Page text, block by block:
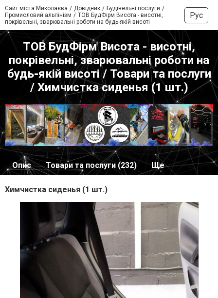
Сайт міста Миколаєва Довідник
Будівельні послуги
Промисловий альпінізм
ТОВ БудФірм Висота - висотні,
покрівельні, зварювальні роботи на будь-якій висоті
Рус
ТОВ БудФірм Висота - висотні,
покрівельні, зварювальні роботи на
будь-якій висоті / Товари та послуги
/ Химчистка сиденья (1 шт.)
Опис Товари та послуги (232) Ще
Химчистка сиденья (1 шт.)